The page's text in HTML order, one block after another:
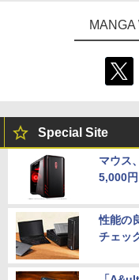
MANGA
Special Site
マウス
5,000
性能の
チェッ